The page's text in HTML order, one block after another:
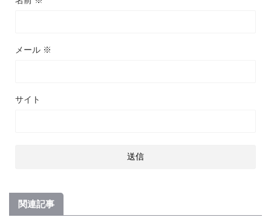
メール ※
サイト
関連記事